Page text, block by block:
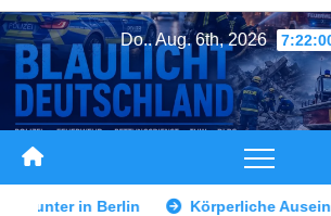
Zum
Inhalt
springen
Do.. Aug. 6th, 2026
Auseinandersetzung in der Landshuter